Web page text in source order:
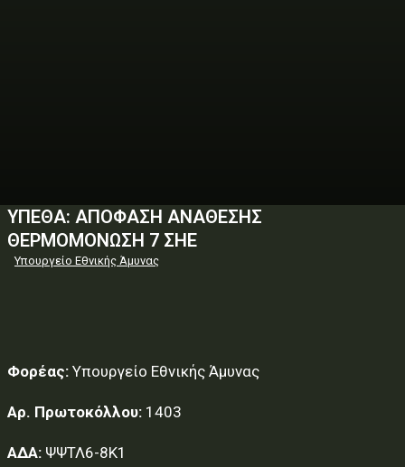
ΥΠΕΘΑ: ΑΠΟΦΑΣΗ ΑΝΑΘΕΣΗΣ
ΘΕΡΜΟΜΟΝΩΣΗ 7 ΣΗΕ
Υπουργείο Εθνικής Άμυνας
Φορέας: Υπουργείο Εθνικής Άμυνας
Αρ. Πρωτοκόλλου: 1403
ΑΔΑ: ΨΨΤΛ6-8Κ1